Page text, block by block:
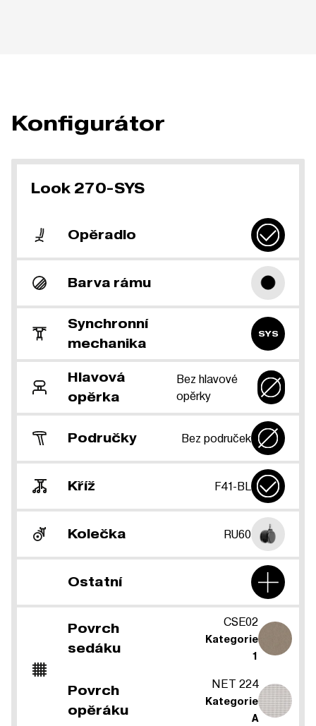
Konfigurátor
Look 270-SYS
Opěradlo
Barva rámu
Synchronní
mechanika
SYS
Hlavová
opěrka
Bez hlavové
opěrky
Područky Bez područek
Kříž F41-BL
Kolečka RU60
Ostatní
Povrch
sedáku
CSE02
Kategorie
1
Povrch
opěráku
NET 224
Kategorie
A